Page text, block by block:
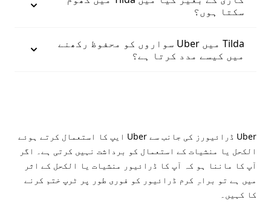
سکتا ہوں؟
Tilda میں Uber سواروں کو محفوظ رکھنے
میں کیسے مدد کرتا ہے؟
Uber ڈرائیورز کی جانب سے Uber ایپ کا استعمال کرتے ہوئے
الکحل یا منشیات کے استعمال کو برداشت نہیں کرتی ہے۔ اگر
آپ کا ماننا ہو کہ آپ کا ڈرائیور منشیات یا الکحل کے اثر
میں ہے تو براہِ کرم ڈرائیور کو فوری طور پر ٹرپ ختم کرنے
کا کہیں۔